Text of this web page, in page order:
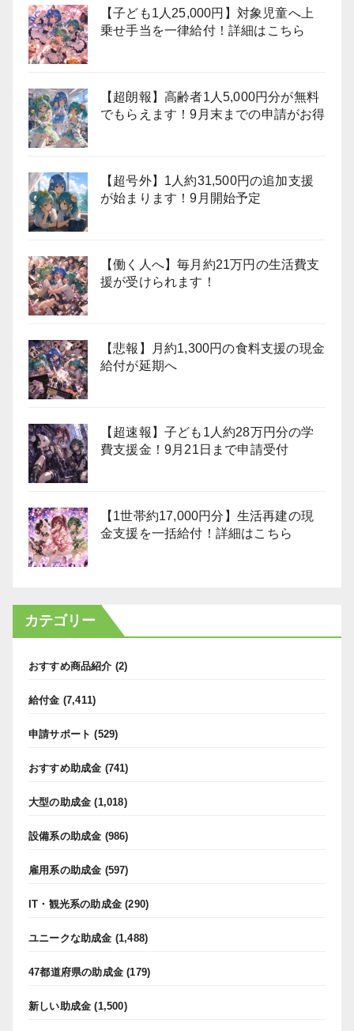
【子ども1人25,000円】対象児童へ上
乗せ手当を一律給付！詳細はこちら
【超朗報】高齢者1人5,000円分が無料
でもらえます！9月末までの申請がお得
【超号外】1人約31,500円の追加支援
が始まります！9月開始予定
【働く人へ】毎月約21万円の生活費支
援が受けられます！
【悲報】月約1,300円の食料支援の現金
給付が延期へ
【超速報】子ども1人約28万円分の学
費支援金！9月21日まで申請受付
【1世帯約17,000円分】生活再建の現
金支援を一括給付！詳細はこちら
カテゴリー
おすすめ商品紹介 (2)
給付金 (7,411)
申請サポート (529)
おすすめ助成金 (741)
大型の助成金 (1,018)
設備系の助成金 (986)
雇用系の助成金 (597)
IT・観光系の助成金 (290)
ユニークな助成金 (1,488)
47都道府県の助成金 (179)
新しい助成金 (1,500)